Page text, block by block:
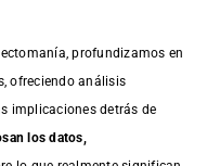
profundizamos en
ofreciendo análisis
implicaciones detrás de
los datos,